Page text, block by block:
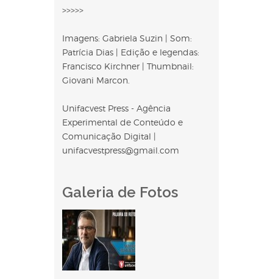
>>>>>
Imagens: Gabriela Suzin | Som:
Patrícia Dias | Edição e legendas:
Francisco Kirchner | Thumbnail:
Giovani Marcon.
Unifacvest Press - Agência
Experimental de Conteúdo e
Comunicação Digital |
unifacvestpress@gmail.com
Galeria de Fotos